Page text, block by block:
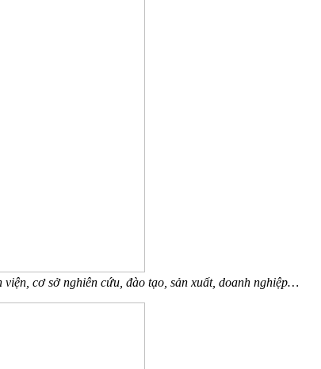
cơ sở nghiên cứu, đào tạo, sản xuất, doanh nghiệp…